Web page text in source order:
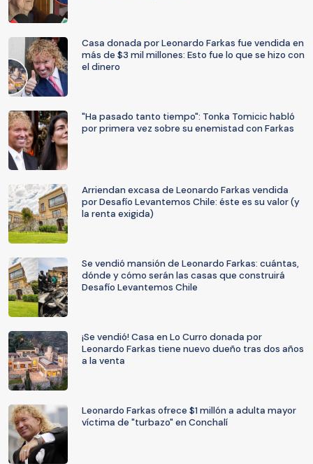
Casa donada por Leonardo Farkas fue vendida en
más de $3 mil millones: Esto fue lo que se hizo con
el dinero
"Ha pasado tanto tiempo": Tonka Tomicic habló
por primera vez sobre su enemistad con Farkas
Arriendan excasa de Leonardo Farkas vendida
por Desafío Levantemos Chile: éste es su valor (y
la renta exigida)
Se vendió mansión de Leonardo Farkas: cuántas,
dónde y cómo serán las casas que construirá
Desafío Levantemos Chile
¡Se vendió! Casa en Lo Curro donada por
Leonardo Farkas tiene nuevo dueño tras dos años
a la venta
Leonardo Farkas ofrece $1 millón a adulta mayor
víctima de "turbazo" en Conchalí